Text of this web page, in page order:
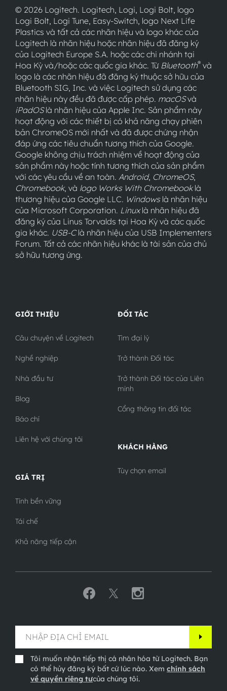
© 2026 Logitech. Logitech, Logi, Logi Bolt, logo
Logi Bolt, Logi Tune, Easy-Switch, logo Next Life
Plastics và tất cả các nhãn hiệu và logo khác của
Logitech là nhãn hiệu hoặc nhãn hiệu đã đăng ký
của Logitech Europe S.A. hoặc các chi nhánh tại
Hoa Kỳ và/hoặc các quốc gia khác. Từ Bluetooth® và
logo là các nhãn hiệu đã đăng ký thuộc sở hữu của
Bluetooth SIG, Inc. và việc Logitech sử dụng các
nhãn hiệu này đều đã được cấp phép. macOSvà
iPadOSlà nhãn hiệu của Apple Inc. Sản phẩm này
hoạt động với các thiết bị có khả năng chạy phiên
bản ChromeOS mới nhất và đã được chứng nhận
đáp ứng các tiêu chuẩn tương thích của Google.
Google không chịu trách nhiệm về hoạt động của
sản phẩm này hoặc tính tương thích của sản phẩm
với các yêu cầu về an toàn. Android, ChromeOS,
Chromebook, và logo Works With Chromebooklà
thương hiệu của Google LLC. Windowslà nhãn hiệu
của Microsoft Corporation. Linuxlà nhãn hiệu đã
đăng ký của Linus Torvalds tại Hoa Kỳ và các quốc
gia khác. USB-Clà nhãn hiệu của USB Implementers
Forum. Tất cả các nhãn hiệu khác là tài sản của chủ
sở hữu tương ứng.
GIỚI THIỆU
Câu chuyện về Logitech
Nghề nghiệp
Nhà đầu tư
Blog
Báo chí
Liên hệ với chúng tôi
GIÁ TRỊ
Tính bền vững
Tái chế
Khả năng tiếp cận
ĐỐI TÁC
Tìm đại lý
Trở thành Đối tác
Trở thành Đối tác của Liên
minh
Cổng thông tin đối tác
KHÁCH HÀNG
Tùy chọn email
Tôi muốn nhận tiếp thị cá nhân hóa từ Logitech. Bạn
có thể hủy đăng ký bất cứ lúc nào. Xem chính sách
về quyền riêng tưcủa chúng tôi.